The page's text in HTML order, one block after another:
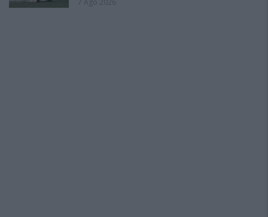
7 Ago 2026